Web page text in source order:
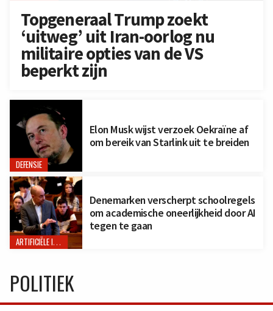
Topgeneraal Trump zoekt
‘uitweg’ uit Iran-oorlog nu
militaire opties van de VS
beperkt zijn
DEFENSIE
Elon Musk wijst verzoek Oekraïne af
om bereik van Starlink uit te breiden
ARTIFICIËLE INTELLIGENTIE
Denemarken verscherpt schoolregels
om academische oneerlijkheid door AI
tegen te gaan
POLITIEK